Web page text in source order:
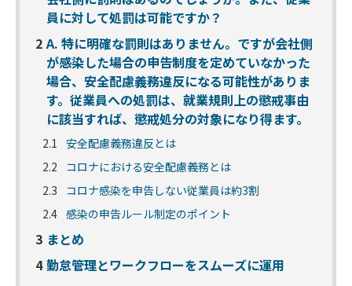
員に対して処罰は可能ですか？
2 A. 特に明確な罰則はありません。ですが会社側
が感染した場合の申告制度を定めていなかった
場合、安全配慮義務違反になる可能性がありま
す。従業員への処罰は、就業規則上の懲戒事由
に該当すれば、懲戒処分の対象になり得ます。
2.1 安全配慮義務違反とは
2.2
コロナにおける安全配慮義務とは
2.3
コロナ感染を申告しない従業員は約3割
2.4 感染の申告ルール制定のポイント
3 まとめ
4 勤怠管理とワークフローをスムーズに運用